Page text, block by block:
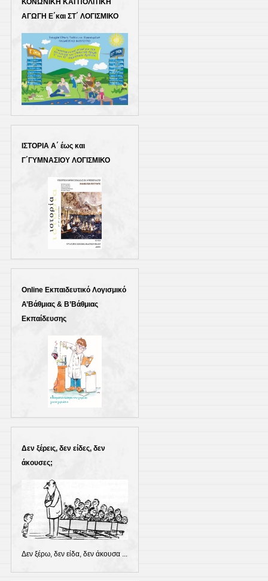
ΚΟΝΩΝΙΚΗ ΚΑΙ ΠΟΛΙΤΙΚΗ
ΑΓΩΓΗ Ε΄και ΣΤ΄ ΛΟΓΙΣΜΙΚΟ
ΙΣΤΟΡΙΑ Α΄ έως και
Γ΄ΓΥΜΝΑΣΙΟΥ ΛΟΓΙΣΜΙΚΟ
Online Εκπαιδευτικό Λογισμικό
Α’Βάθμιας & Β’Βάθμιας
Εκπαίδευσης
Δεν ξέρεις, δεν είδες, δεν
άκουσες;
Δεν ξέρω, δεν είδα, δεν άκουσα ...